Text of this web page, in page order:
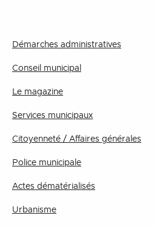
Démarches administratives
Conseil municipal
Le magazine
Services municipaux
Citoyenneté / Affaires générales
Police municipale
Actes dématérialisés
Urbanisme